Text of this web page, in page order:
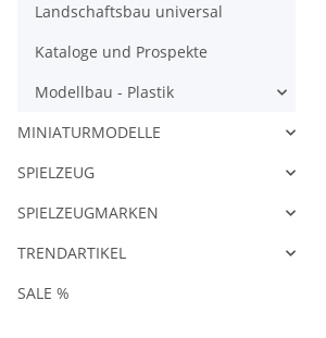
Landschaftsbau universal
Kataloge und Prospekte
Modellbau - Plastik
MINIATURMODELLE
SPIELZEUG
SPIELZEUGMARKEN
TRENDARTIKEL
SALE %